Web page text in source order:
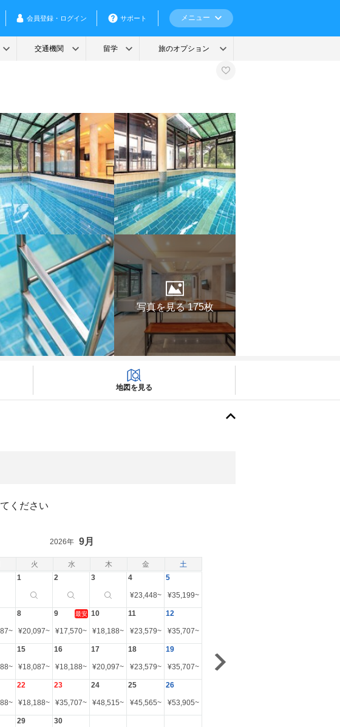
写真を見る 175枚
地図を見る
ください
火 水 木 金 土
2026年 9月
1 2 3 4
¥23,448~
5
¥35,199~
~
8
¥20,097~
9 最安
¥17,570~
10
¥18,188~
11
¥23,579~
12
¥35,707~
~
15
¥18,087~
16
¥18,188~
17
¥20,097~
18
¥23,579~
19
¥35,707~
~
22
¥18,188~
23
¥35,707~
24
¥48,515~
25
¥45,565~
26
¥53,905~
29 30